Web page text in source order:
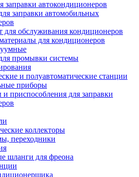
заправки автокондиционеров
заправки автомобильных
для обслуживания кондиционеров
для кондиционеров
промывки системы
и полуавтоматические станции
приборы
и приспособления для заправки
коллекторы
переходники
шланги для фреона